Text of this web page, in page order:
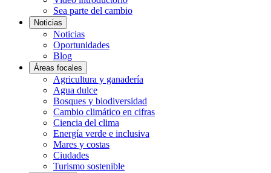
Sea parte del cambio
Noticias
Noticias
Oportunidades
Blog
Áreas focales
Agricultura y ganadería
Agua dulce
Bosques y biodiversidad
Cambio climático en cifras
Ciencia del clima
Energía verde e inclusiva
Mares y costas
Ciudades
Turismo sostenible